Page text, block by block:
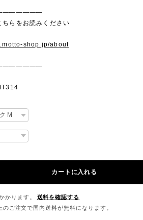
ちらをお読みください
shop.jp/about
カートに入れる
かります。
送料を確認する
ご注文で国内送料が無料になります。